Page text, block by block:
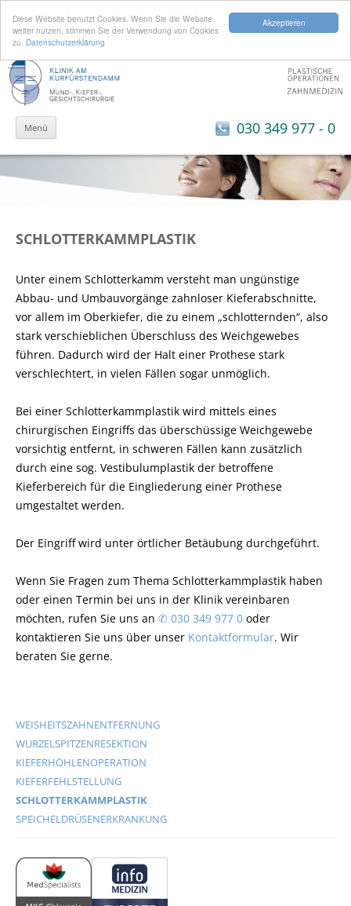
Akzeptieren
Diese Website benutzt Cookies. Wenn Sie die Website
weiter nutzen, stimmen Sie der Verwendung von Cookies
zu. Datenschutzerklärung
030 349 977 - 0
Menü
SCHLOTTERKAMMPLASTIK
Unter einem Schlotterkamm versteht man ungünstige
Abbau- und Umbauvorgänge zahnloser Kieferabschnitte,
vor allem im Oberkiefer, die zu einem „schlotternden“, also
stark verschieblichen Überschluss des Weichgewebes
führen. Dadurch wird der Halt einer Prothese stark
verschlechtert, in vielen Fällen sogar unmöglich.
Bei einer Schlotterkammplastik wird mittels eines
chirurgischen Eingriffs das überschüssige Weichgewebe
vorsichtig entfernt, in schweren Fällen kann zusätzlich
durch eine sog. Vestibulumplastik der betroffene
Kieferbereich für die Eingliederung einer Prothese
umgestaltet werden.
Der Eingriff wird unter örtlicher Betäubung durchgeführt.
Wenn Sie Fragen zum Thema Schlotterkammplastik haben
oder einen Termin bei uns in der Klinik vereinbaren
möchten, rufen Sie uns an ✆ 030 349 977 0 oder
kontaktieren Sie uns über unser Kontaktformular. Wir
beraten Sie gerne.
WEISHEITSZAHNENTFERNUNG
WURZELSPITZENRESEKTION
KIEFERHÖHLENOPERATION
KIEFERFEHLSTELLUNG
SCHLOTTERKAMMPLASTIK
SPEICHELDRÜSENERKRANKUNG